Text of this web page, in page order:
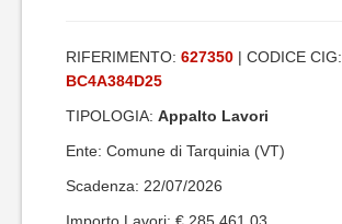
RIFERIMENTO: 627350 | CODICE CIG:
BC4A384D25
TIPOLOGIA: Appalto Lavori
Ente: Comune di Tarquinia (VT)
Scadenza: 22/07/2026